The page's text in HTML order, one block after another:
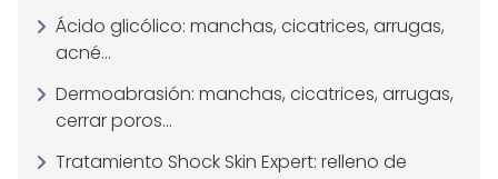
Ácido glicólico: manchas, cicatrices, arrugas,
acné...
Dermoabrasión: manchas, cicatrices, arrugas,
cerrar poros...
Tratamiento Shock Skin Expert: relleno de